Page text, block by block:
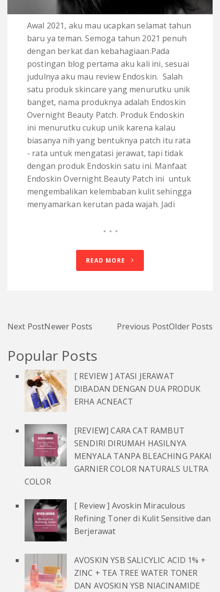
Awal 2021, aku mau ucapkan selamat tahun
baru ya teman. Semoga tahun 2021 penuh
dengan berkat dan kebahagiaan.Pada
postingan blog pertama aku kali ini, sesuai
judulnya aku mau review Endoskin. Salah
satu produk skincare yang menurutku unik
banget, nama produknya adalah Endoskin
Overnight Beauty Patch. Produk Endoskin
ini menurutku cukup unik karena kalau
biasanya nih yang bentuknya patch itu rata
- rata untuk mengatasi jerawat, tapi tidak
dengan produk Endoskin satu ini. Manfaat
Endoskin Overnight Beauty Patch ini untuk
mengembalikan kelembaban kulit sehingga
menyamarkan kerutan pada wajah. Jadi
READ MORE
Next PostNewer Posts Previous PostOlder Posts
Popular Posts
[ REVIEW ] ATASI JERAWAT
DIBADAN DENGAN DUA PRODUK
ERHA ACNEACT
[REVIEW] CARA CAT RAMBUT
SENDIRI DIRUMAH HASILNYA
MENYALA TANPA BLEACHING PAKAI
GARNIER COLOR NATURALS ULTRA
COLOR
[ Review ] Avoskin Miraculous
Refining Toner di Kulit Sensitive dan
Berjerawat
AVOSKIN YSB SALICYLIC ACID 1% +
ZINC + TEA TREE WATER TONER
DAN AVOSKIN YSB NIACINAMIDE